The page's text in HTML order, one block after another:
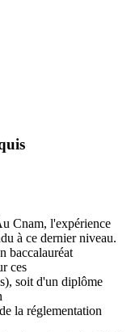
Cnam, l'expérience
à ce dernier niveau.
baccalauréat
ces
soit d'un diplôme
la réglementation